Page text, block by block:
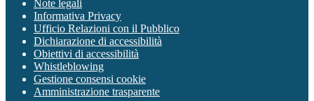
Note legali
Informativa Privacy
Ufficio Relazioni con il Pubblico
Dichiarazione di accessibilità
Obiettivi di accessibilità
Whistleblowing
Gestione consensi cookie
Amministrazione trasparente